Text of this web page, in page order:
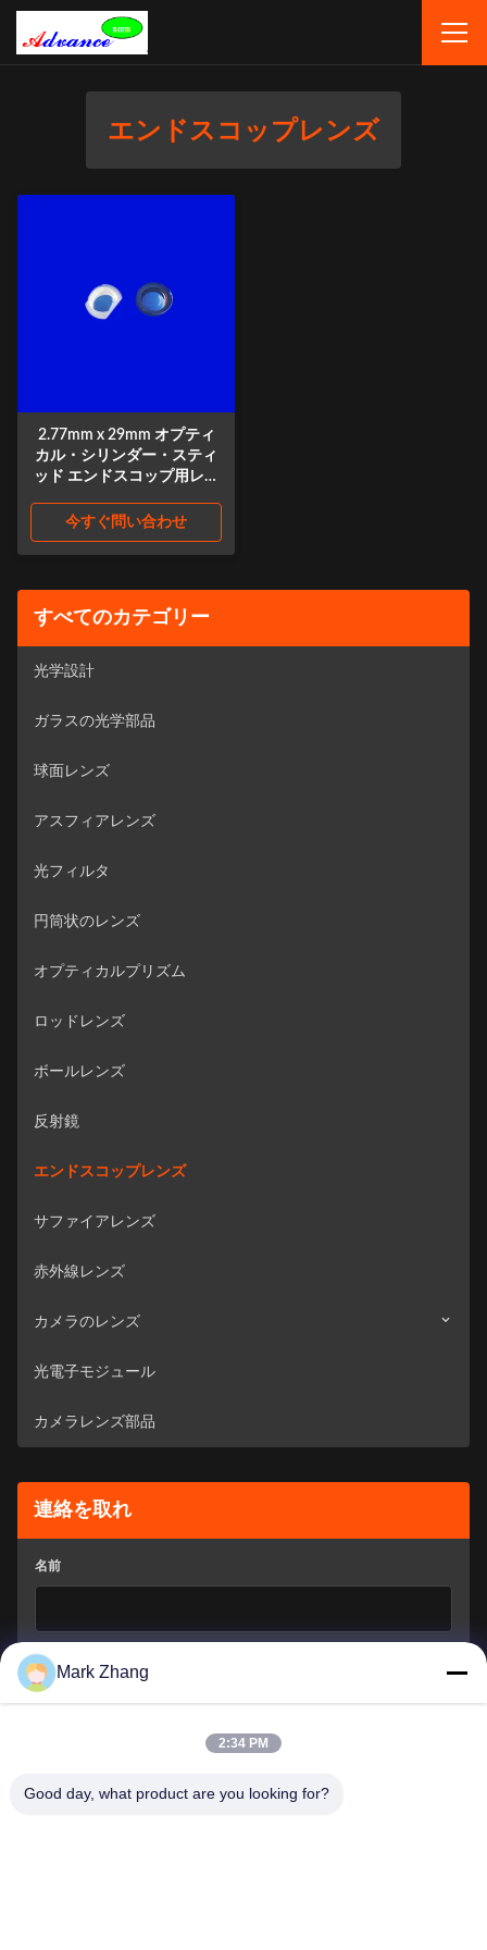
エンドスコップレンズ
2.77mm x 29mm オプティ
カル・シリンダー・スティ
ッド エンドスコップ用レン
25mm直径
今すぐ問い合わせ
すべてのカテゴリー
光学設計
ガラスの光学部品
球面レンズ
アスフィアレンズ
光フィルタ
円筒状のレンズ
オプティカルプリズム
ロッドレンズ
ボールレンズ
反射鏡
エンドスコップレンズ
サファイアレンズ
赤外線レンズ
カメラのレンズ
監視カメラ
車のカメラ
光電子モジュール
カメラレンズ部品
連絡を取れ
名前
会社のメールアドレス
Mark Zhang
2:34 PM
Good day, what product are you looking for?